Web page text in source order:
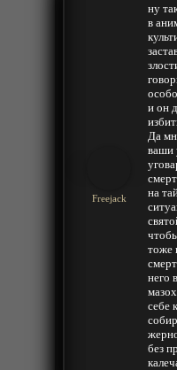
Freejack
ну
в
и он
Да
ваши
на
тоже
него
себе
без